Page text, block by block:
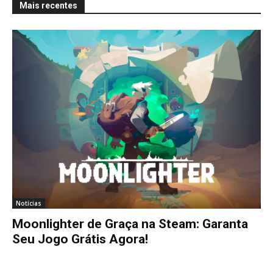
Mais recentes
Notícias
Moonlighter de Graça na Steam: Garanta
Seu Jogo Grátis Agora!